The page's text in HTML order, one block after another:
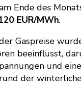
Ende des
EUR/MWh.
Gaspreise
beeinflusst,
und
der